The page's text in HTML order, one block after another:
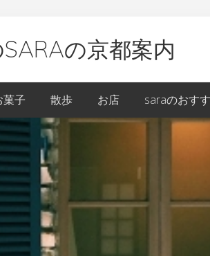
の京都案内
菓子 散歩 お店 saraのおす